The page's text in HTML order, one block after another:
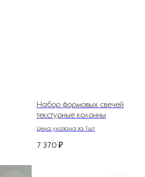
Набор формовых свечей
текстурные колонны
Цена указана за 1шт
7 370 ₽